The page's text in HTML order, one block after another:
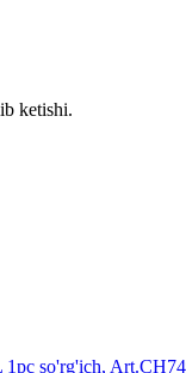
ketishi.
so'rg'ich,